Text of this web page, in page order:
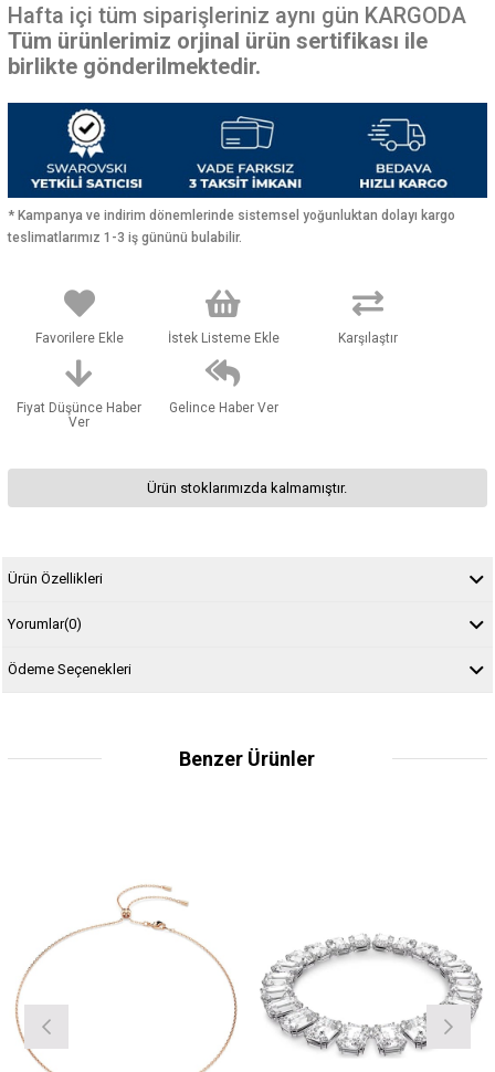
Hafta içi tüm siparişleriniz aynı gün KARGODA
Tüm ürünlerimiz orjinal ürün sertifikası ile
birlikte gönderilmektedir.
* Kampanya ve indirim dönemlerinde sistemsel yoğunluktan dolayı kargo
teslimatlarımız 1-3 iş gününü bulabilir.
Favorilere Ekle İstek Listeme Ekle Karşılaştır
Fiyat Düşünce Haber
Ver
Gelince Haber Ver
Ürün stoklarımızda kalmamıştır.
Ürün Özellikleri
Yorumlar(0)
Ödeme Seçenekleri
Benzer Ürünler